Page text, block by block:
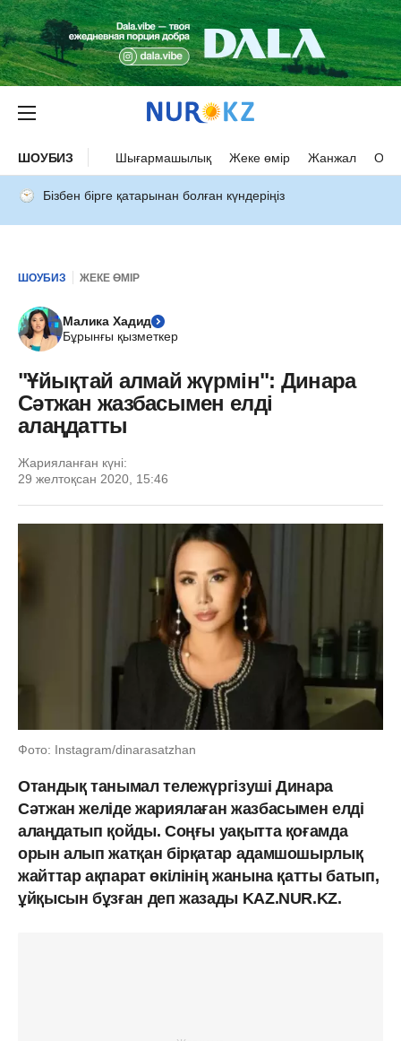
ШОУБИЗ Шығармашылық Жеке өмір Жанжал
Бізбен бірге қатарынан болған күндеріңіз
ШОУБИЗ ЖЕКЕ ӨМІР
Малика Хадид
Бұрынғы қызметкер
"Ұйықтай алмай жүрмін": Динара
Сәтжан жазбасымен елді
алаңдатты
Жарияланған күні:
29 желтоқсан 2020, 15:46
Фото: Instagram/dinarasatzhan
Отандық танымал тележүргізуші Динара
Сәтжан желіде жариялаған жазбасымен елді
алаңдатып қойды. Соңғы уақытта қоғамда
орын алып жатқан бірқатар адамшошырлық
жайттар ақпарат өкілінің жанына қатты батып,
ұйқысын бұзған деп жазады KAZ.NUR.KZ.